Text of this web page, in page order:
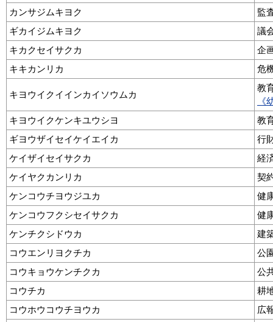
カンサジムキヨク
監
ギカイジムキヨク
議
キカクセイサクカ
企
キキカンリカ
危
キヨウイクイインカイソウムカ
教
《
キヨウイクケンキユウシヨ
教
ギヨウザイセイケイエイカ
行
ケイザイセイサクカ
経
ケイヤクカンリカ
契
ケンコウチヨウジユカ
健
ケンコウフクシセイサクカ
健
ケンチクシドウカ
建
コウエンリヨクチカ
公
コウキョウケンチクカ
公
コウチカ
耕
コウホウコウチヨウカ
広